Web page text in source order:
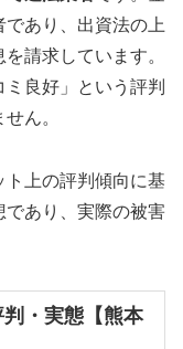
あり、出資法の上
請求しています。
良好」という評判
ん。
上の評判傾向に基
であり、実際の被害
・実態【熊本